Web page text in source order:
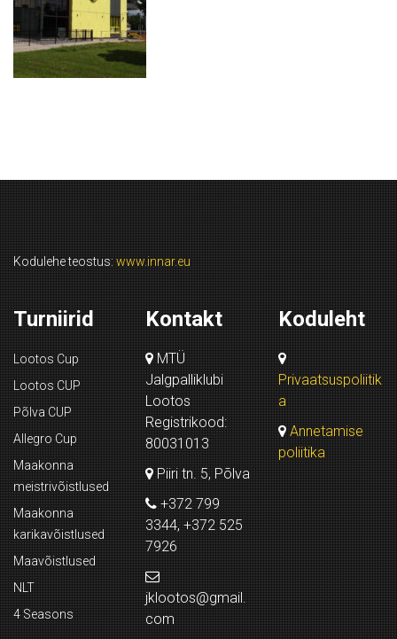
Lootos Cup
Lootos CUP
Põlva CUP
Allegro Cup
Maakonna
Maakonna
Maavõistlused
NLT
4 Seasons
MTÜ
Jalgpalliklubi
Lootos
Registrikood:
80031013
Piiri tn. 5, Põlva
+372 799
3344, +372 525
7926
jklootos@gmail.
com
Privaatsuspoliitik
a
poliitika